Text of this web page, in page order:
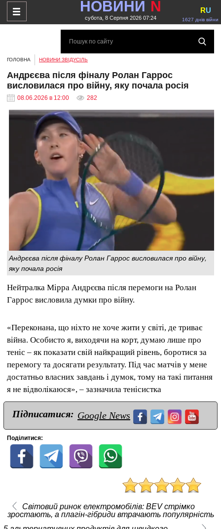
НОВИНИ N
субота, 8 Серпня 2026 07:24 1627 днів війни
RU
ГОЛОВНА НОВИНИ ЗВІДУСІЛЬ
Андрєєва після фіналу Ролан Гаррос
висловилася про війну, яку почала росія
08.06.2026 в 12:00 282
Андрєєва після фіналу Ролан Гаррос висловилася про війну,
яку почала росія
Нейтралка Мірра Андрєєва після перемоги на Ролан
Гаррос висловила думки про війну.
«Переконана, що ніхто не хоче жити у світі, де триває
війна. Особисто я, виходячи на корт, думаю лише про
теніс – як показати свій найкращий рівень, боротися за
перемогу та досягати результату. Під час матчів у мене
достатньо власних завдань і думок, тому на такі питання
я не відволікаюся», – зазначила тенісистка
Підписатися: Google News
Поділитися:
Світовий ринок електромобілів: BEV стрімко
зростають, а плагін-гібриди втрачають популярність